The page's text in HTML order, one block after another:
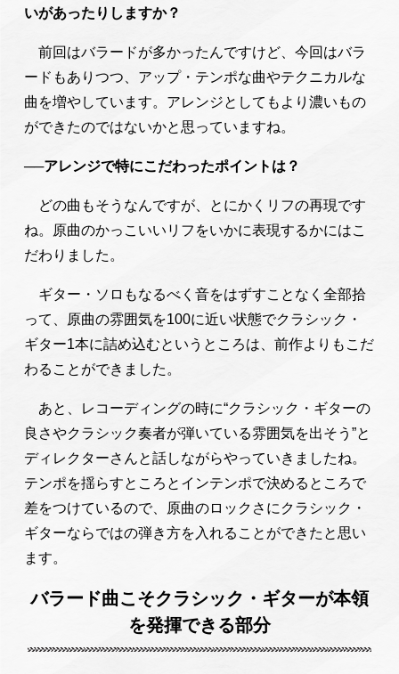
いがあったりしますか？
前回はバラードが多かったんですけど、今回はバラ
ードもありつつ、アップ・テンポな曲やテクニカルな
曲を増やしています。アレンジとしてもより濃いもの
ができたのではないかと思っていますね。
──アレンジで特にこだわったポイントは？
どの曲もそうなんですが、とにかくリフの再現です
ね。原曲のかっこいいリフをいかに表現するかにはこ
だわりました。
ギター・ソロもなるべく音をはずすことなく全部拾
って、原曲の雰囲気を100に近い状態でクラシック・
ギター1本に詰め込むというところは、前作よりもこだ
わることができました。
あと、レコーディングの時に“クラシック・ギターの
良さやクラシック奏者が弾いている雰囲気を出そう”と
ディレクターさんと話しながらやっていきましたね。
テンポを揺らすところとインテンポで決めるところで
差をつけているので、原曲のロックさにクラシック・
ギターならではの弾き方を入れることができたと思い
ます。
バラード曲こそクラシック・ギターが本領
を発揮できる部分